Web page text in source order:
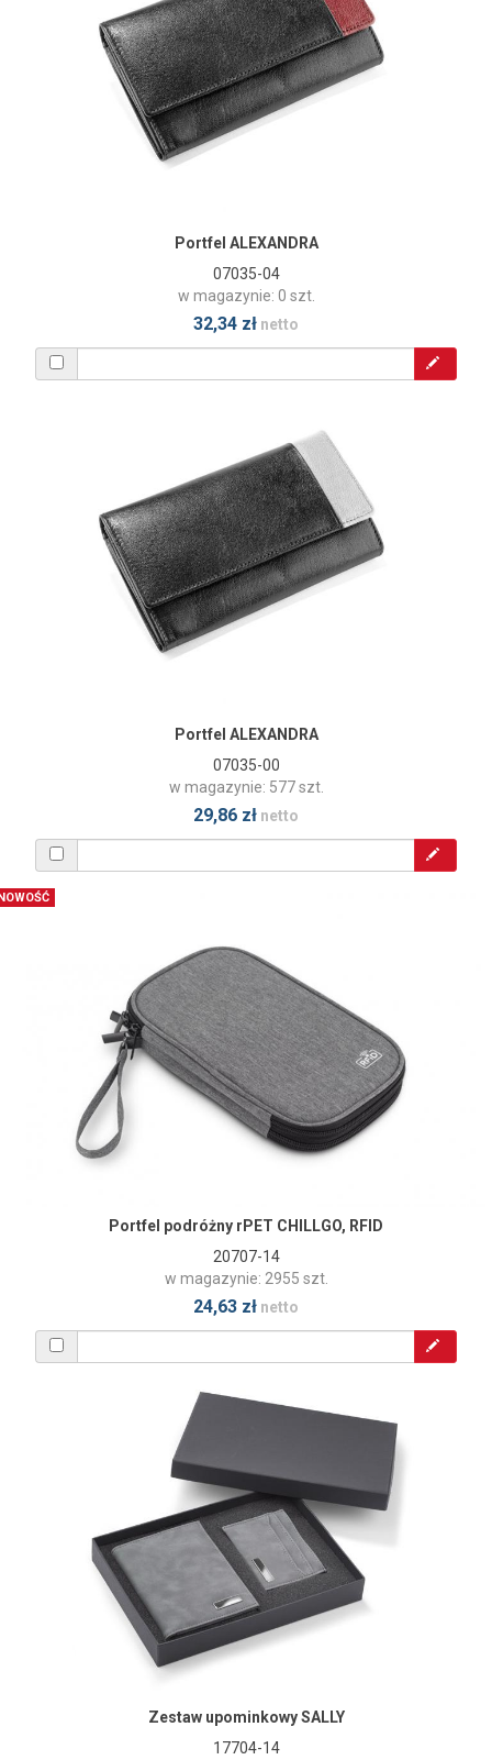
Portfel ALEXANDRA
07035-04
w magazynie: 0 szt.
32,34 zł netto
Portfel ALEXANDRA
07035-00
w magazynie: 577 szt.
29,86 zł netto
Portfel podróżny rPET CHILLGO, RFID
20707-14
w magazynie: 2955 szt.
24,63 zł netto
Zestaw upominkowy SALLY
17704-14